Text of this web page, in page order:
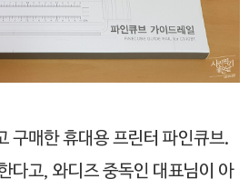
구매한 휴대용 프린터 파인큐브.
다고, 와디즈 중독인 대표님이 아